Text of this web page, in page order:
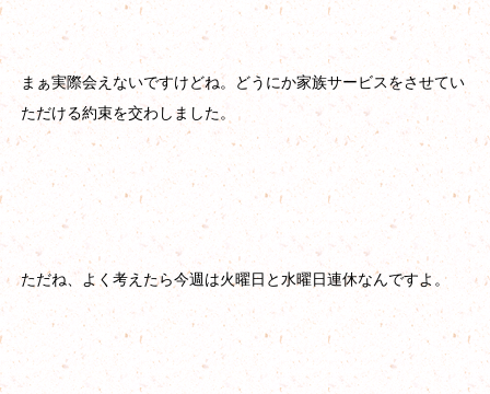
まぁ実際会えないですけどね。どうにか家族サービスをさせてい
ただける約束を交わしました。
ただね、よく考えたら今週は火曜日と水曜日連休なんですよ。